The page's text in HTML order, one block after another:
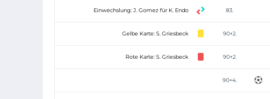
Einwechslung: J. Gomez für K. Endo 83.
Gelbe Karte: S. Griesbeck 90+2.
Rote Karte: S. Griesbeck 90+2.
90+4.